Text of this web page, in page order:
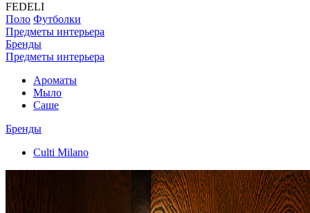
FEDELI
Поло Футболки
Предметы интерьера
Бренды
Предметы интерьера
Ароматы
Мыло
Саше
Бренды
Culti Milano